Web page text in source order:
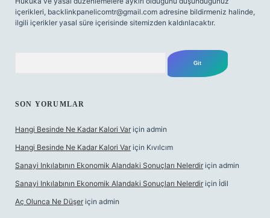
içerikleri, backlinkpanelicomtr@gmail.com adresine bildirmeniz halinde,
ilgili içerikler yasal süre içerisinde sitemizden kaldırılacaktır.
SON YORUMLAR
Hangi Besinde Ne Kadar Kalori Var için admin
Hangi Besinde Ne Kadar Kalori Var için Kıvılcım
Sanayi Inkılabının Ekonomik Alandaki Sonuçları Nelerdir için admin
Sanayi Inkılabının Ekonomik Alandaki Sonuçları Nelerdir için İdil
Aç Olunca Ne Düşer için admin